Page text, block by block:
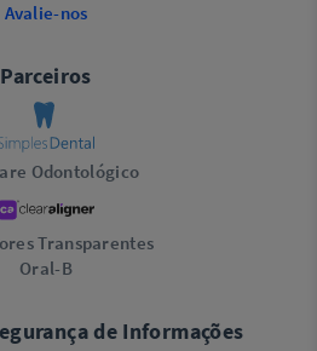
Avalie-nos
Parceiros
Odontológico
Transparentes
Oral-B
de Informações